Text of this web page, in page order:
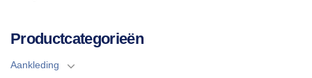
Productcategorieën
Aankleding